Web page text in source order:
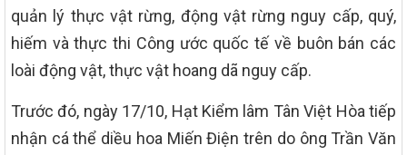
quản lý thực vật rừng, động vật rừng nguy cấp, quý,
hiếm và thực thi Công ước quốc tế về buôn bán các
loài động vật, thực vật hoang dã nguy cấp.
Trước đó, ngày 17/10, Hạt Kiểm lâm Tân Việt Hòa tiếp
nhận cá thể diều hoa Miến Điện trên do ông Trần Văn